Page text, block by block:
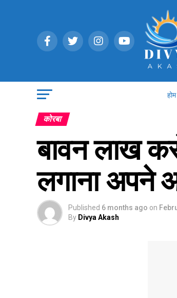
होम
कोरबा
बावन लाख
लगाना अपने
Published 6 months ago on
By Divya Akash